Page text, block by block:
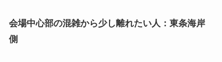
会場中心部の混雑から少し離れたい人：東条海岸
側